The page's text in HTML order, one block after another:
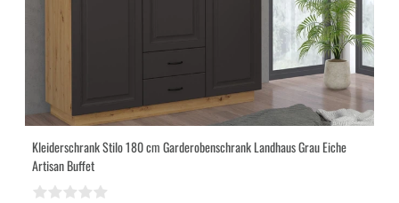
Kleiderschrank Stilo 180 cm Garderobenschrank Landhaus Grau Eiche
Artisan Buffet